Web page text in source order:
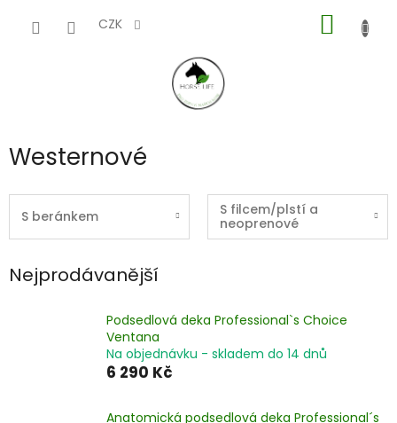
CZK
KOŠÍK
Westernové
S beránkem
S filcem/plstí a
neoprenové
Nejprodávanější
Podsedlová deka Professional`s Choice
Ventana
Na objednávku - skladem do 14 dnů
6 290 Kč
Anatomická podsedlová deka Professional´s